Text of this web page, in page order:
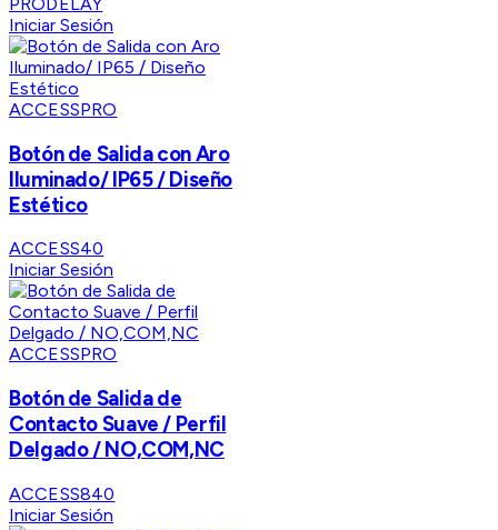
Iniciar Sesión
ACCESSPRO
Botón de Salida con Aro
Iluminado/ IP65 / Diseño
Estético
ACCESS40
Iniciar Sesión
ACCESSPRO
Botón de Salida de
Contacto Suave / Perfil
Delgado / NO,COM,NC
ACCESS840
Iniciar Sesión